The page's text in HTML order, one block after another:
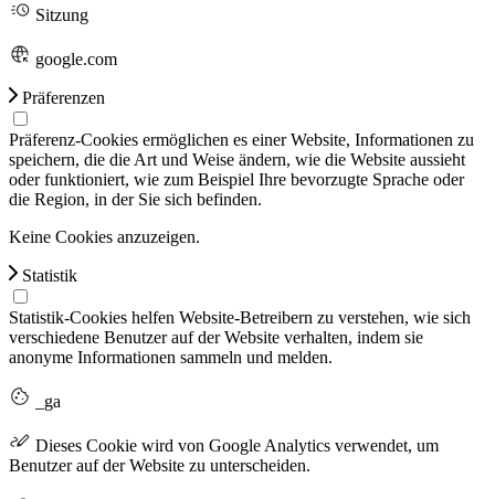
Sitzung
google.com
Präferenzen
Präferenz-Cookies ermöglichen es einer Website, Informationen zu
speichern, die die Art und Weise ändern, wie die Website aussieht
oder funktioniert, wie zum Beispiel Ihre bevorzugte Sprache oder
die Region, in der Sie sich befinden.
Keine Cookies anzuzeigen.
Statistik
Statistik-Cookies helfen Website-Betreibern zu verstehen, wie sich
verschiedene Benutzer auf der Website verhalten, indem sie
anonyme Informationen sammeln und melden.
_ga
Dieses Cookie wird von Google Analytics verwendet, um
Benutzer auf der Website zu unterscheiden.